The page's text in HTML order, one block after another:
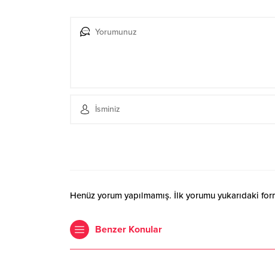
Henüz yorum yapılmamış. İlk yorumu yukarıdaki
Benzer Konular